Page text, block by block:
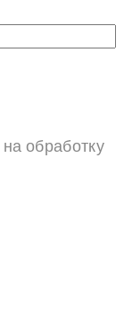
на обработку